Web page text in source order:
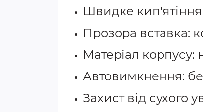
Швидке
Прозора вставка:
Матеріал корпусу:
Автовимкнення:
Захист від сухого